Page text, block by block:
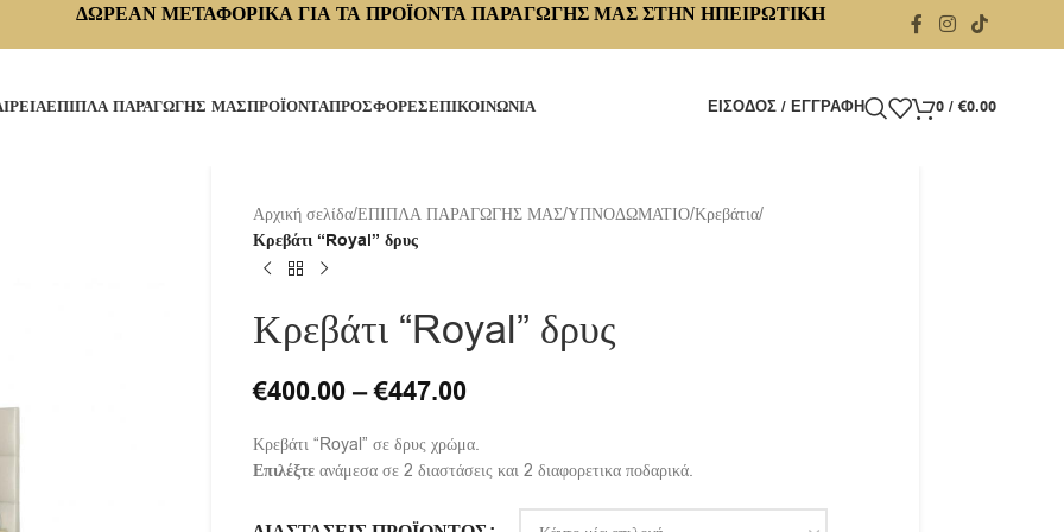
ΔΩΡΕΑΝ ΜΕΤΑΦΟΡΙΚΑ ΓΙΑ ΤΑ ΠΡΟΪΟΝΤΑ ΠΑΡΑΓΩΓΗΣ ΜΑΣ ΣΤΗΝ ΗΠΕΙΡΩΤΙΚΗ
ΕΠΙΠΛΑ ΠΑΡΑΓΩΓΗΣ ΜΑΣΠΡΟΪΟΝΤΑΠΡΟΣΦΟΡΕΣΕΠΙΚΟΙΝΩΝΙΑ ΕΊΣΟΔΟΣ / ΕΓΓΡΑΦΉ 0 / €0.00
Αρχική σελίδα/ΕΠΙΠΛΑ ΠΑΡΑΓΩΓΗΣ ΜΑΣ/ΥΠΝΟΔΩΜΑΤΙΟ/Κρεβάτια/
Κρεβάτι “Royal” δρυς
Κρεβάτι “Royal” δρυς
€400.00–€447.00
Κρεβάτι “Royal” σε δρυς χρώμα.
Επιλέξτεανάμεσα σε 2 διαστάσεις και 2 διαφορετικα ποδαρικά.